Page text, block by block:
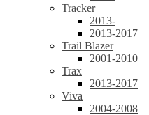
Tracker
2013-
2013-2017
Trail Blazer
2001-2010
Trax
2013-2017
Viva
2004-2008